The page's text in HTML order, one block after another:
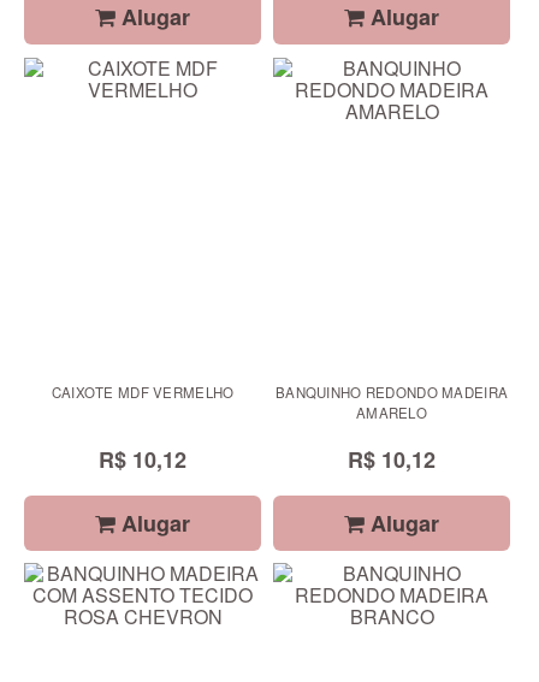
Alugar Alugar
CAIXOTE MDF VERMELHO
R$ 10,12
Alugar
BANQUINHO REDONDO MADEIRA
AMARELO
R$ 10,12
Alugar